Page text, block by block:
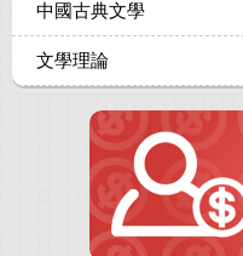
中國古典文學
文學理論